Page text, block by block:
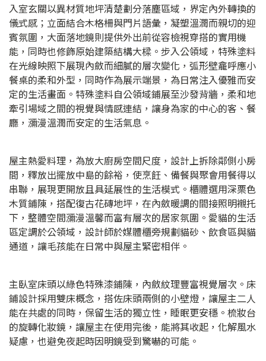
入室玄關以異材質地坪清楚劃分落塵區域，界定內外轉換的
儀式感；立面結合木格柵與門片語彙，凝塑溫潤而親切的迎
賓氛圍，大面落地鏡則提供外出前從容檢視穿搭的實用機
能，同時也修飾原始建築結構大樑。步入公領域，特殊塗料
在光線映照下展現內斂而細膩的層次變化，弧形壁龕呼應小
餐桌的柔和外型，同時作為展示端景，為日常注入優雅而安
定的生活畫面。特殊塗料自公領域鋪展至沙發背牆，柔和地
牽引場域之間的視覺與情感連結，讓身為家的中心的客、餐
廳，瀰漫溫潤而安定的生活氣息。
屋主熱愛料理，為放大廚房空間尺度，設計上拆除鄰側小房
間，釋放出擺放中島的餘裕，使烹飪、備餐與聚會用餐得以
串聯，展現更開放且具延展性的生活模式。櫃體選用深栗色
木質鋪陳，搭配復古花磚地坪，在內斂暖調的間接照明襯托
下，整體空間瀰漫溫馨而富有層次的居家氛圍。愛貓的生活
區定調於公領域，設計師於媒體櫃旁規劃貓砂、飲食區與貓
通道，讓毛孩能在日常中與屋主緊密相伴。
主臥室床頭以綠色特殊漆鋪陳，內斂紋理豐富視覺層次。床
鋪設計採用雙床概念，搭佐床頭兩側的小壁燈，讓屋主二人
能在共處的同時，保留生活的獨立性，睡眠更安穩。梳妝台
的旋轉化妝鏡，讓屋主在使用完後，能將其收起，化解風水
疑慮，也避免夜起時因明鏡受到驚嚇的可能。